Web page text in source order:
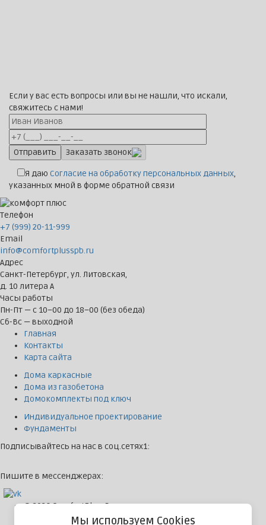
Если у вас есть вопросы или вы не нашли, что искали,
свяжитесь с нами!
Заказать звонок
Я даю Согласие на обработку персональных данных,
указанных мной в форме обратной связи
Телефон
+7 (999) 20-11-999
Email
info@comfortplusspb.ru
Адрес
Санкт-Петербург, ул. Литовская,
д. 10 литера А
Часы работы
Пн-Пт — с 10–00 до 18–00 (без обеда)
Сб-Вс — выходной
Главная
Контакты
Карта сайта
Дома каркасные
Дома из газобетона
Домокомплекты под ключ
Индивидуальное проектирование
Фундаменты
Подписывайтесь на нас в соц.сетях1:
Пишите в мессенджерах:
© 2026 ComfortPlus. Все права защищены
Политика конфиденциальности
Мы используем Cookies